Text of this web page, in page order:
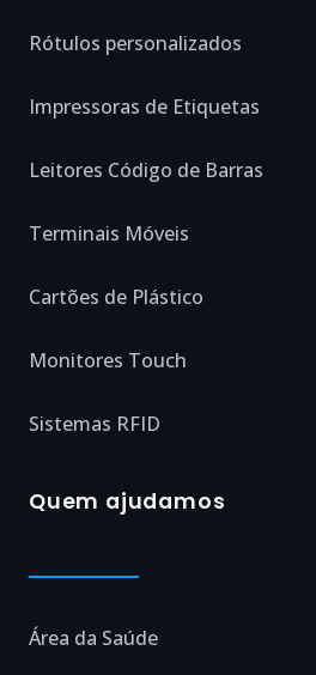
Rótulos personalizados
Impressoras de Etiquetas
Leitores Código de Barras
Terminais Móveis
Cartões de Plástico
Monitores Touch
Sistemas RFID
Quem ajudamos
Área da Saúde